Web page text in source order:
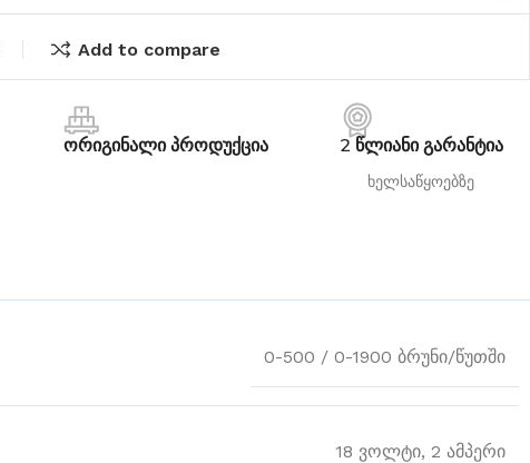
Add to compare
ორიგინალი პროდუქცია 2 წლიანი გარანტია
ხელსაწყოებზე
0-500 / 0-1900 ბრუნი/წუთში
18 ვოლტი, 2 ამპერი